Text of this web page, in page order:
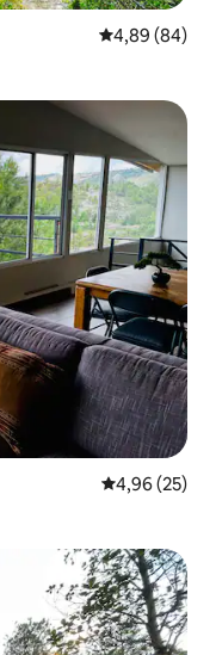
Średnia
4,89 (84)
Średnia
4,96 (25)